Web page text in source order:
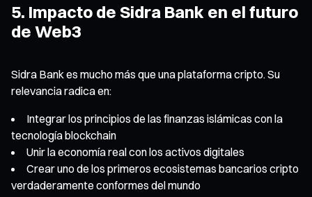
5. Impacto de Sidra Bank en el futuro
de Web3
Sidra Bank es mucho más que una plataforma cripto. Su
relevancia radica en:
Integrar los principios de las finanzas islámicas con la
tecnología blockchain
Unir la economía real con los activos digitales
Crear uno de los primeros ecosistemas bancarios cripto
verdaderamente conformes del mundo